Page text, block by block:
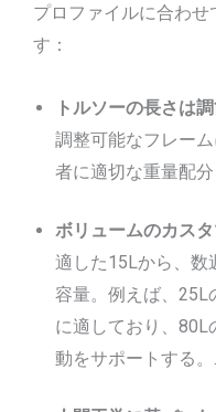
プロファイルに合わせ
す：
トルソーの長さは
調整可能なフレー
者に適切な重量配分
ボリュームのカス
適した15Lから、数
容量。例えば、25L
に適しており、80L
動をサポートする。.